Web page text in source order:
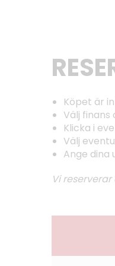
Köpet är
Välj
Klicka i
Välj
Ange dina
Vi